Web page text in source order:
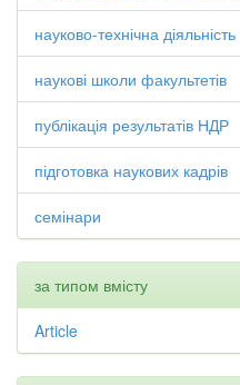
науково-технічна діяльність
наукові школи факультетів
публікація результатів НДР
підготовка наукових кадрів
семінари
за типом вмісту
Article